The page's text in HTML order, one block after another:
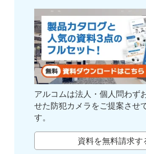
アルコムは法人・個人問わず
せた防犯カメラをご提案させ
す。
資料を無料請求す